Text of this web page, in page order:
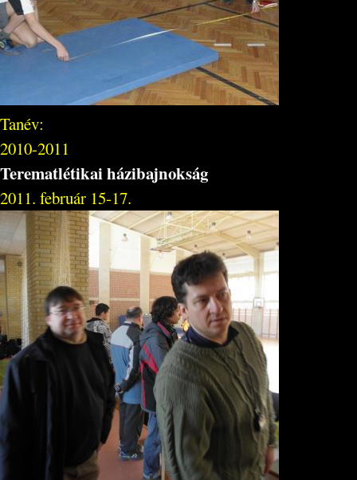
Tanév:
2010-2011
Terematlétikai házibajnokság
2011. február 15-17.